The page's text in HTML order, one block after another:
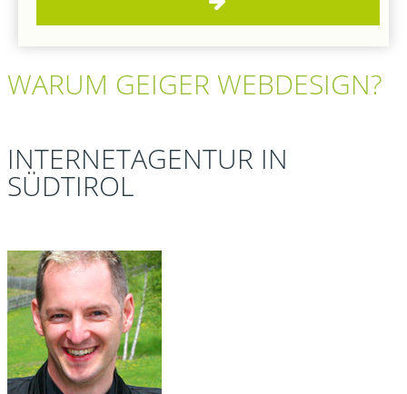
WARUM GEIGER WEBDESIGN?
INTERNETAGENTUR IN
SÜDTIROL